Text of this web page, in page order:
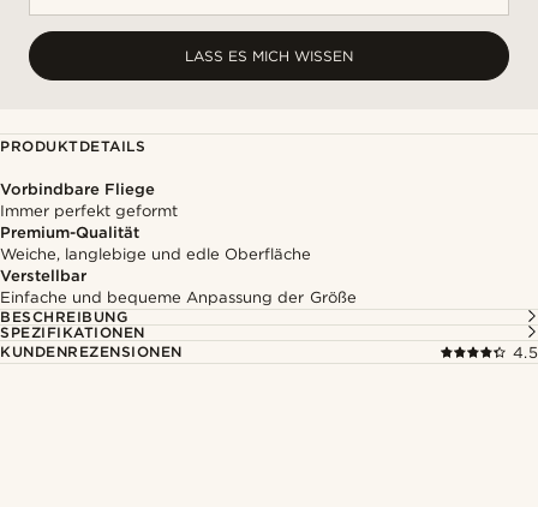
LASS ES MICH WISSEN
PRODUKTDETAILS
Vorbindbare Fliege
Immer perfekt geformt
Premium-Qualität
Weiche, langlebige und edle Oberfläche
Verstellbar
Einfache und bequeme Anpassung der Größe
BESCHREIBUNG
SPEZIFIKATIONEN
KUNDENREZENSIONEN
4.5